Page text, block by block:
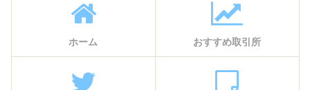
ホーム おすすめ取引所